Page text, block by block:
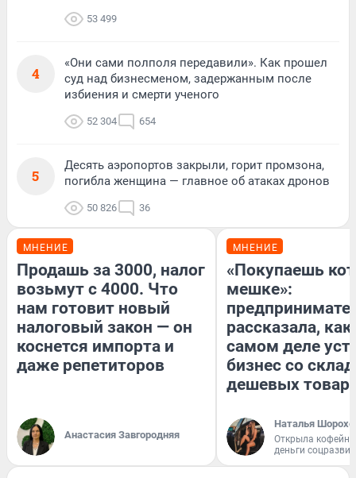
53 499
4
«Они сами полполя передавили». Как прошел
суд над бизнесменом, задержанным после
избиения и смерти ученого
52 304 654
5
Десять аэропортов закрыли, горит промзона,
погибла женщина — главное об атаках дронов
50 826 36
МНЕНИЕ
Продашь за 3000, налог
возьмут с 4000. Что
нам готовит новый
налоговый закон — он
коснется импорта и
даже репетиторов
Анастасия Завгородняя
МНЕНИЕ
«Покупаешь
мешке»:
рассказала, как
самом деле
бизнес со
дешевых
Наталья
Открыла
деньги